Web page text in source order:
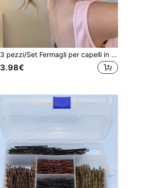
3 pezzi/Set Fermagli per capelli in plastica a forma di plumeria con colore sfumato grande per donne - Rosa, Bianco, Viola - Design elegante, versatile, minimalista, adatto per uso quotidiano, feste, vacanze, fermagli a forma di fiore, regalo per San Valentino
3.98€